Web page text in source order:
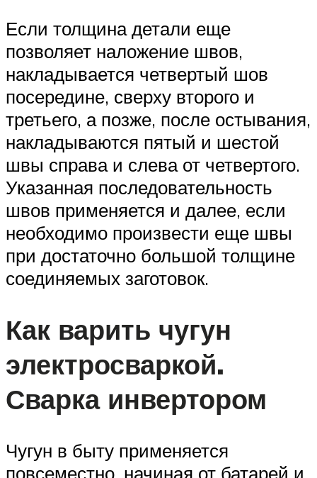
Если толщина детали еще
позволяет наложение швов,
накладывается четвертый шов
посередине, сверху второго и
третьего, а позже, после остывания,
накладываются пятый и шестой
швы справа и слева от четвертого.
Указанная последовательность
швов применяется и далее, если
необходимо произвести еще швы
при достаточно большой толщине
соединяемых заготовок.
Как варить чугун
электросваркой.
Сварка инвертором
Чугун в быту применяется
повсеместно, начиная от батарей и